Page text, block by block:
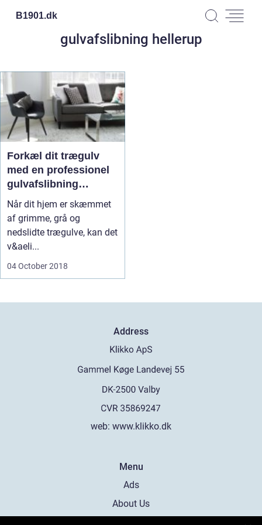
B1901.dk
gulvafslibning hellerup
Forkæl dit trægulv
med en professionel
gulvafslibning
Hellerup
Når dit hjem er skæmmet
af grimme, grå og
nedslidte trægulve, kan det
v&aeli...
04 October 2018
Address
web: www.klikko.dk
Menu
Ads
About Us